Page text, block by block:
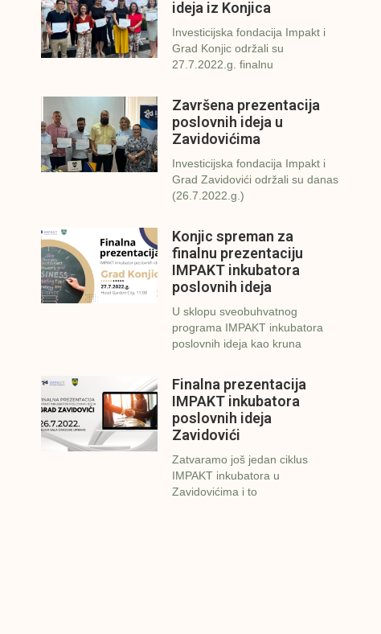
ideja iz Konjica
Investicijska fondacija Impakt i
Grad Konjic održali su
27.7.2022.g. finalnu
Završena prezentacija
poslovnih ideja u
Zavidovićima
Investicijska fondacija Impakt i
Grad Zavidovići održali su danas
(26.7.2022.g.)
Konjic spreman za
finalnu prezentaciju
IMPAKT inkubatora
poslovnih ideja
U sklopu sveobuhvatnog
programa IMPAKT inkubatora
poslovnih ideja kao kruna
Finalna prezentacija
IMPAKT inkubatora
poslovnih ideja
Zavidovići
Zatvaramo još jedan ciklus
IMPAKT inkubatora u
Zavidovićima i to